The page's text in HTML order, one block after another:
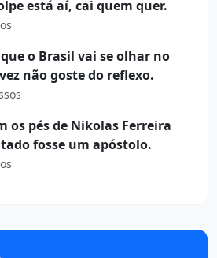
está aí, cai quem quer.
o Brasil vai se olhar no
não goste do reflexo.
os pés de Nikolas Ferreira
fosse um apóstolo.